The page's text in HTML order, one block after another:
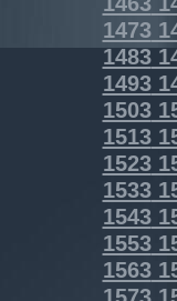
1473
1483
1493
1503
1513
1523
1533
1543
1553
1563